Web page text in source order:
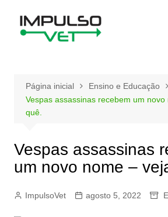
Página inicial
Ensino e Educação
Vespas assassinas recebem um
quê.
Vespas assassinas
um novo nome –
ImpulsoVet agosto 5, 2022